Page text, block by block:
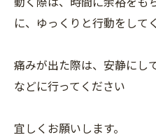
に、ゆっくりと行動をして
痛みが出た際は、安静にし
などに行ってください
宜しくお願いします。